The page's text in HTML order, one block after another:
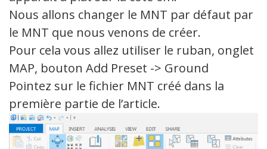
Nous allons changer le MNT par défaut par
le MNT que nous venons de créer.
Pour cela vous allez utiliser le ruban, onglet
MAP, bouton Add Preset -> Ground
Pointez sur le fichier MNT créé dans la
première partie de l’article.